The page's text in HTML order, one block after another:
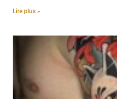
Lire plus »